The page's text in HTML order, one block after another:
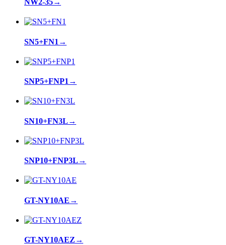
NW2-35→
SN5+FN1 →
SNP5+FNP1 →
SN10+FN3L →
SNP10+FNP3L →
GT-NY10AE →
GT-NY10AEZ →